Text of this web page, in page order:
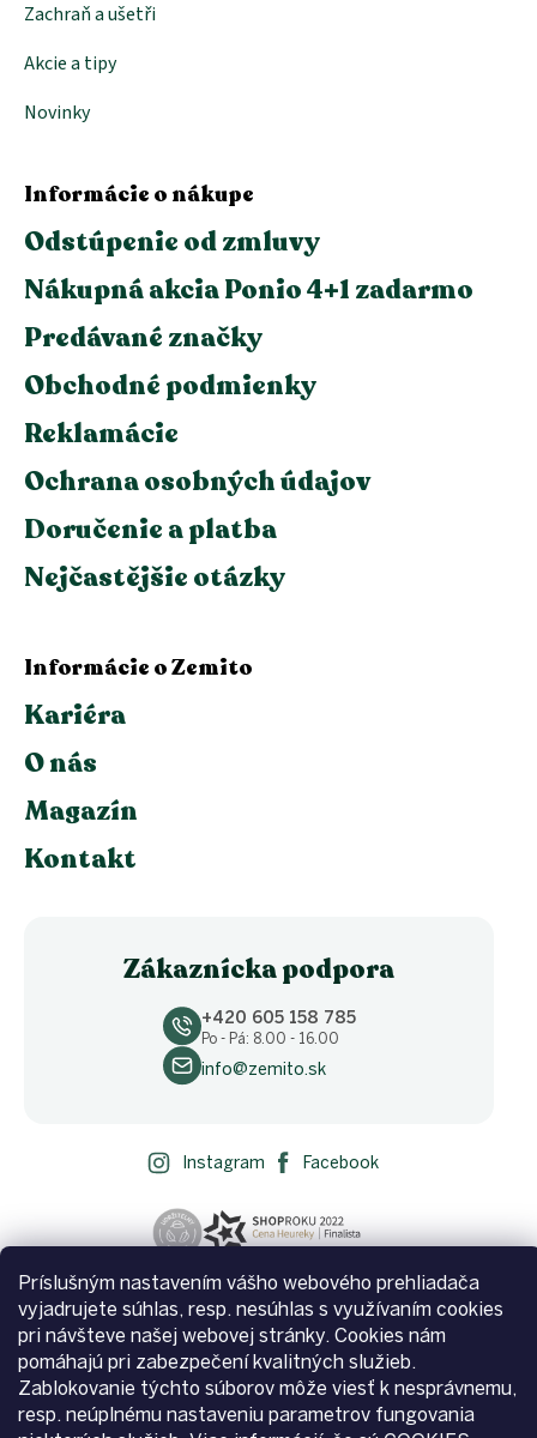
Príslušným nastavením vášho webového prehliadača
vyjadrujete súhlas, resp. nesúhlas s využívaním cookies
pri návšteve našej webovej stránky. Cookies nám
pomáhajú pri zabezpečení kvalitných služieb.
Zablokovanie týchto súborov môže viesť k nesprávnemu,
resp. neúplnému nastaveniu parametrov fungovania
Zachraň a ušetři
Akcie a tipy
Novinky
Informácie o nákupe
Odstúpenie od zmluvy
Nákupná akcia Ponio 4+1 zadarmo
Predávané značky
Obchodné podmienky
Reklamácie
Ochrana osobných údajov
Doručenie a platba
Nejčastějšie otázky
Informácie o Zemito
Kariéra
O nás
Magazín
Kontakt
Zákaznícka podpora
+420 605 158 785
Po - Pá: 8.00 - 16.00
info@zemito.sk
Instagram Facebook